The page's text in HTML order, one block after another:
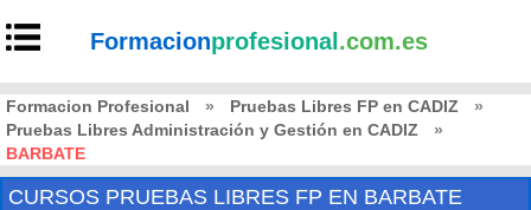
Formacionprofesional .com.es
Formacion Profesional » Pruebas Libres FP en CADIZ
»
Pruebas Libres Administración y Gestión en CADIZ
»
BARBATE
CURSOS PRUEBAS LIBRES FP EN BARBATE